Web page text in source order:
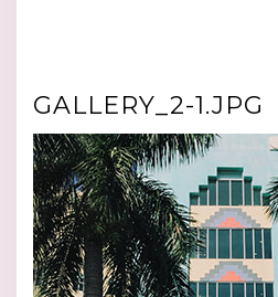
GALLERY_2-1.JPG